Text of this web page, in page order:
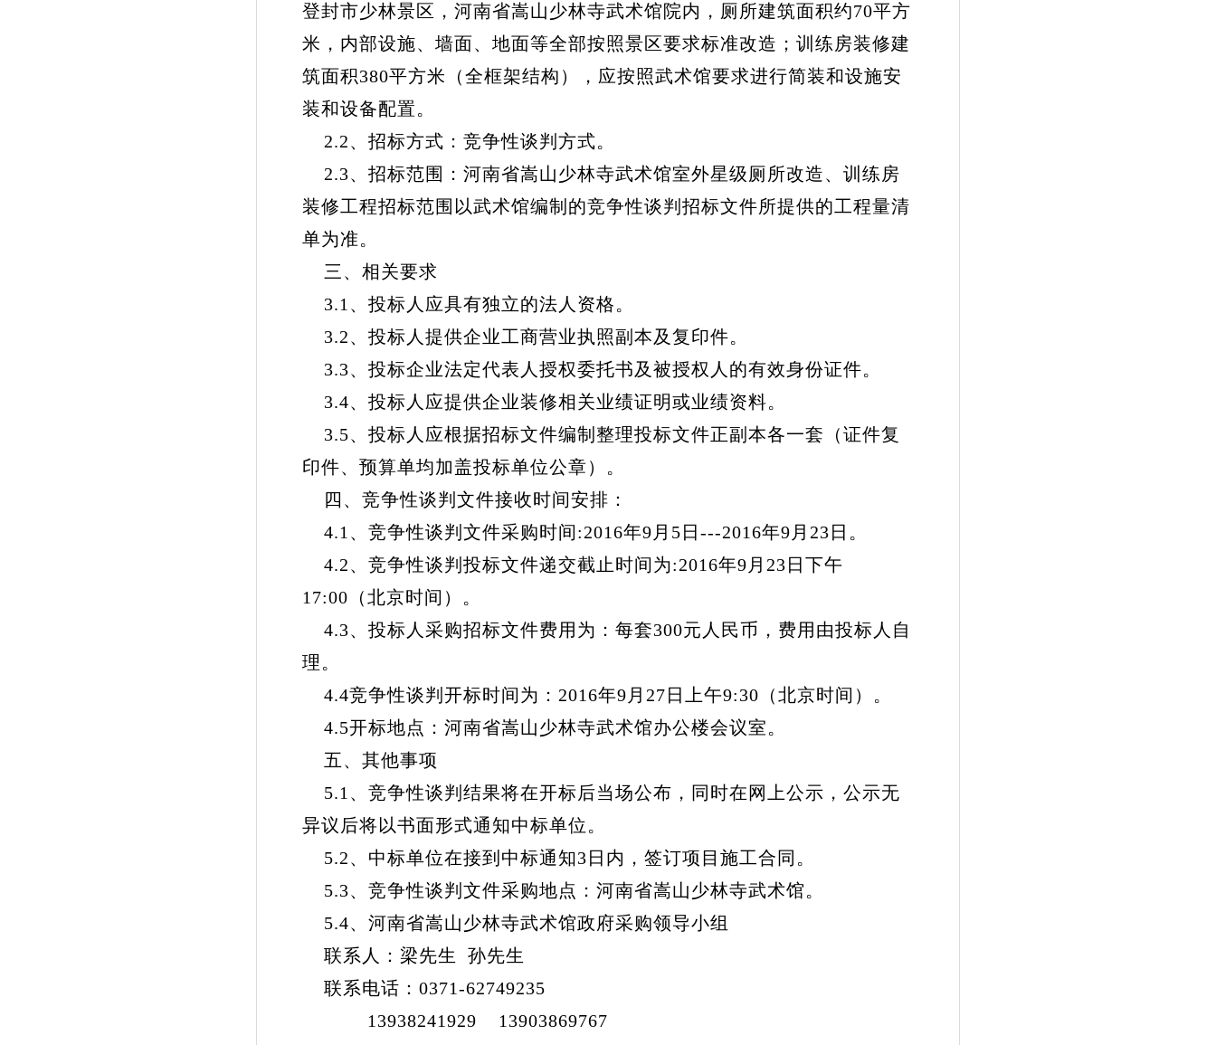
登封市少林景区，河南省嵩山少林寺武术馆院内，厕所建筑面积约70平方
米，内部设施、墙面、地面等全部按照景区要求标准改造；训练房装修建
筑面积380平方米（全框架结构），应按照武术馆要求进行简装和设施安
装和设备配置。
2.2、招标方式：竞争性谈判方式。
2.3、招标范围：河南省嵩山少林寺武术馆室外星级厕所改造、训练房
装修工程招标范围以武术馆编制的竞争性谈判招标文件所提供的工程量清
单为准。
三、相关要求
3.1、投标人应具有独立的法人资格。
3.2、投标人提供企业工商营业执照副本及复印件。
3.3、投标企业法定代表人授权委托书及被授权人的有效身份证件。
3.4、投标人应提供企业装修相关业绩证明或业绩资料。
3.5、投标人应根据招标文件编制整理投标文件正副本各一套（证件复
印件、预算单均加盖投标单位公章）。
四、竞争性谈判文件接收时间安排：
4.1、竞争性谈判文件采购时间:2016年9月5日---2016年9月23日。
4.2、竞争性谈判投标文件递交截止时间为:2016年9月23日下午
17:00（北京时间）。
4.3、投标人采购招标文件费用为：每套300元人民币，费用由投标人自
理。
4.4竞争性谈判开标时间为：2016年9月27日上午9:30（北京时间）。
4.5开标地点：河南省嵩山少林寺武术馆办公楼会议室。
五、其他事项
5.1、竞争性谈判结果将在开标后当场公布，同时在网上公示，公示无
异议后将以书面形式通知中标单位。
5.2、中标单位在接到中标通知3日内，签订项目施工合同。
5.3、竞争性谈判文件采购地点：河南省嵩山少林寺武术馆。
5.4、河南省嵩山少林寺武术馆政府采购领导小组
联系人：梁先生 孙先生
联系电话：0371-62749235
13938241929 13903869767